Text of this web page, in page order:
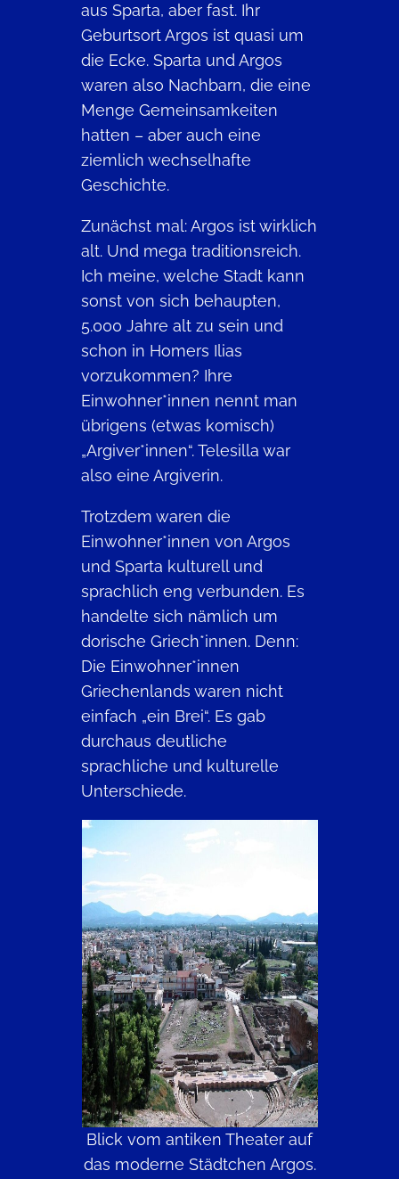
aus Sparta, aber fast. Ihr
Geburtsort Argos ist quasi um
die Ecke. Sparta und Argos
waren also Nachbarn, die eine
Menge Gemeinsamkeiten
hatten – aber auch eine
ziemlich wechselhafte
Geschichte.
Zunächst mal: Argos ist wirklich
alt. Und mega traditionsreich.
Ich meine, welche Stadt kann
sonst von sich behaupten,
5.000 Jahre alt zu sein und
schon in Homers Ilias
vorzukommen? Ihre
Einwohner*innen nennt man
übrigens (etwas komisch)
„Argiver*innen“. Telesilla war
also eine Argiverin.
Trotzdem waren die
Einwohner*innen von Argos
und Sparta kulturell und
sprachlich eng verbunden. Es
handelte sich nämlich um
dorische Griech*innen. Denn:
Die Einwohner*innen
Griechenlands waren nicht
einfach „ein Brei“. Es gab
durchaus deutliche
sprachliche und kulturelle
Unterschiede.
Blick vom antiken Theater auf
das moderne Städtchen Argos.